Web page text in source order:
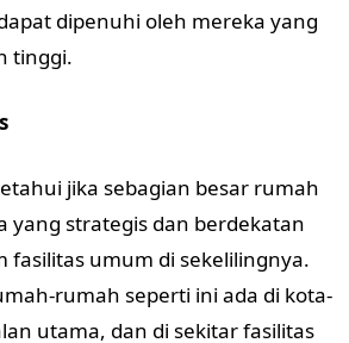
dipenuhi oleh mereka yang
tinggi.
jika sebagian besar rumah
yang strategis dan berdekatan
fasilitas umum di sekelilingnya.
rumah seperti ini ada di kota-
utama, dan di sekitar fasilitas